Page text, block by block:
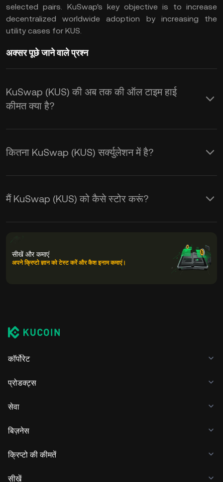
selected pairs. KuSwap's key objective is to increase
decentralized worldwide adoption by increasing the
utility cases for KUS.
अक्सर पूछे जाने वाले प्रश्न
KuSwap (KUS) की अब तक की ऑल टाइम हाई
कीमत क्या है?
कितना KuSwap (KUS) सर्क्युलेशन में है?
मैं KuSwap (KUS) को कैसे स्टोर करूं?
सीखें और कमाएं
अपने क्रिप्टो ज्ञान को टेस्ट करें और कैश इनाम कमाएं।
कॉर्पोरेट
प्रोडक्ट्स
सेवा
बिज़नेस
क्रिप्टो की कीमतें
सीखें